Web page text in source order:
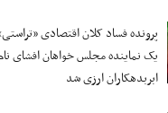
پرونده فساد کلان اقتصادی
یک نماینده مجلس خواهان افشای
ابربدهکاران ارزی شد